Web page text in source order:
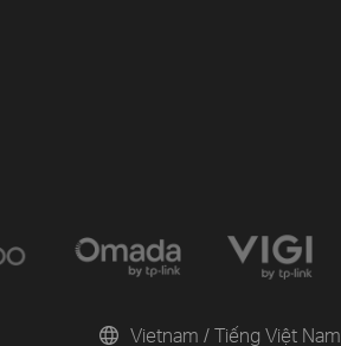
Vietnam / Tiếng Việt Nam